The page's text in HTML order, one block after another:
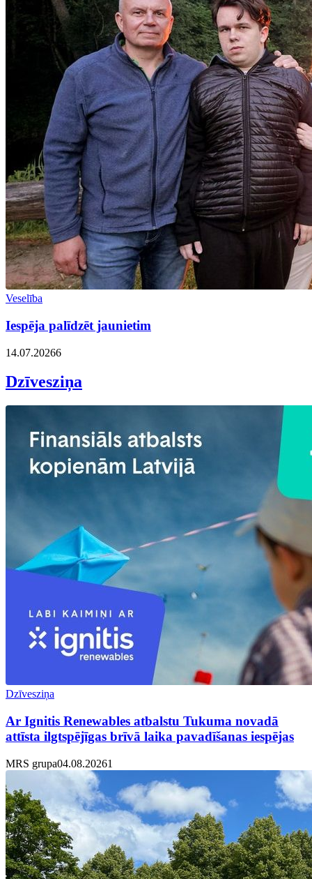
Veselība
Iespēja palīdzēt jaunietim
14.07.20266
Dzīvesziņa
Dzīvesziņa
Ar Ignitis Renewables atbalstu Tukuma novadā
attīsta ilgtspējīgas brīvā laika pavadīšanas iespējas
MRS grupa04.08.20261